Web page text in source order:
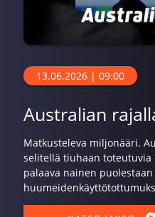
13.06.2026 | 09:00
Australian
Matkusteleva miljonääri.
selitellä tiuhaan toteutuvia
palaava nainen